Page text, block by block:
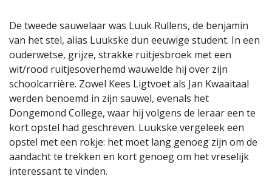
De tweede sauwelaar was Luuk Rullens, de benjamin
van het stel, alias Luukske dun eeuwige student. In een
ouderwetse, grijze, strakke ruitjesbroek met een
wit/rood ruitjesoverhemd wauwelde hij over zijn
schoolcarrière. Zowel Kees Ligtvoet als Jan Kwaaitaal
werden benoemd in zijn sauwel, evenals het
Dongemond College, waar hij volgens de leraar een te
kort opstel had geschreven. Luukske vergeleek een
opstel met een rokje: het moet lang genoeg zijn om de
aandacht te trekken en kort genoeg om het vreselijk
interessant te vinden.